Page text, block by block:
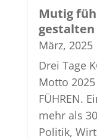
Mutig
gestalten
März, 2025
Drei Tage
Motto 2025
FÜHREN.
mehr als
Politik,